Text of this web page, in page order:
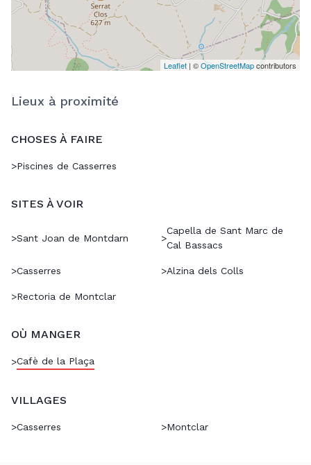
Leaflet | ©OpenStreetMapcontributors
Lieux à proximité
CHOSES À FAIRE
>Piscines de Casserres
SITES À VOIR
>Sant Joan de Montdarn >
Capella de Sant Marc de
Cal Bassacs
>Casserres >Alzina dels Colls
>Rectoria de Montclar
OÙ MANGER
>Cafè de la Plaça
VILLAGES
>Casserres >Montclar